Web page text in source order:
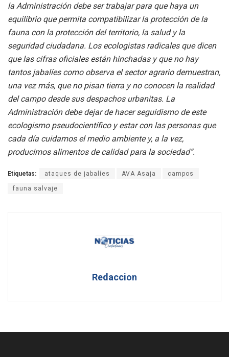
la Administración debe ser trabajar para que haya un
equilibrio que permita compatibilizar la protección de la
fauna con la protección del territorio, la salud y la
seguridad ciudadana. Los ecologistas radicales que dicen
que las cifras oficiales están hinchadas y que no hay
tantos jabalíes como observa el sector agrario demuestran,
una vez más, que no pisan tierra y no conocen la realidad
del campo desde sus despachos urbanitas. La
Administración debe dejar de hacer seguidismo de este
ecologismo pseudocientífico y estar con las personas que
cada día cuidamos el medio ambiente y, a la vez,
producimos alimentos de calidad para la sociedad”.
Etiquetas: ataques de jabalíes AVA Asaja campos
fauna salvaje
Redaccion